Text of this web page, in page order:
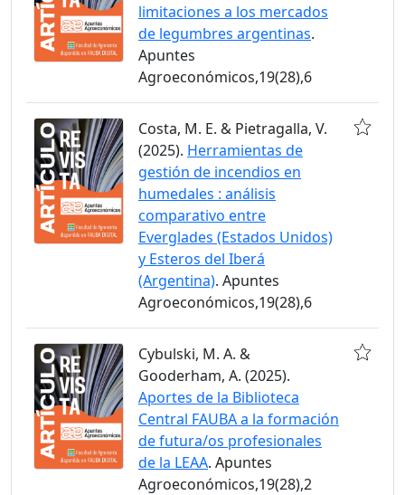
limitaciones a los mercados
de legumbres argentinas.
Apuntes
Agroeconómicos,19(28),6
Costa, M. E. & Pietragalla, V.
(2025). Herramientas de
gestión de incendios en
humedales : análisis
comparativo entre
Everglades (Estados Unidos)
y Esteros del Iberá
(Argentina). Apuntes
Agroeconómicos,19(28),6
Cybulski, M. A. &
Gooderham, A. (2025).
Aportes de la Biblioteca
Central FAUBA a la formación
de futura/os profesionales
de la LEAA. Apuntes
Agroeconómicos,19(28),2